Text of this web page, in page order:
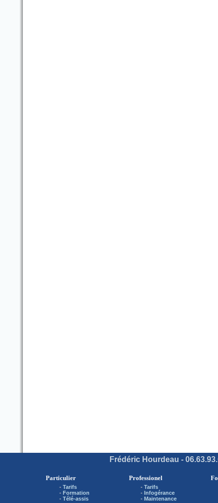
Frédéric Hourdeau -
Particulier Professionel
- Tarifs
- Formation
- Télé-assis
- Tarifs
- Infogérance
- Maintenance